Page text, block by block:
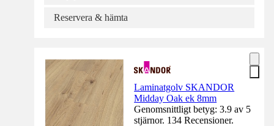
Reservera & hämta
Laminatgolv SKANDOR
Midday Oak ek 8mm
Genomsnittligt betyg: 3.9 av 5
stjärnor. 134 Recensioner.